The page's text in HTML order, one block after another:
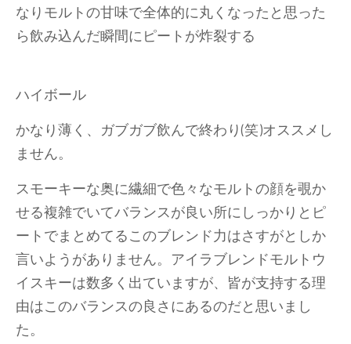
なりモルトの甘味で全体的に丸くなったと思った
ら飲み込んだ瞬間にピートが炸裂する
ハイボール
かなり薄く、ガブガブ飲んで終わり(笑)オススメし
ません。
スモーキーな奥に繊細で色々なモルトの顔を覗か
せる複雑でいてバランスが良い所にしっかりとピ
ートでまとめてるこのブレンド力はさすがとしか
言いようがありません。アイラブレンドモルトウ
イスキーは数多く出ていますが、皆が支持する理
由はこのバランスの良さにあるのだと思いまし
た。